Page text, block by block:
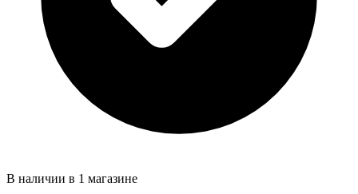
В наличии в 1 магазине